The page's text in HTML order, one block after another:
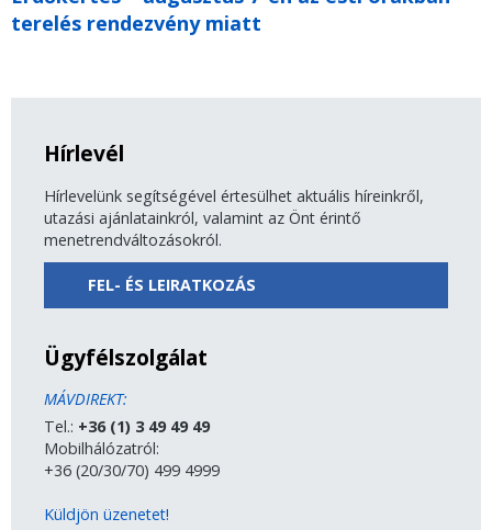
terelés rendezvény miatt
Hírlevél
Hírlevelünk segítségével értesülhet aktuális híreinkről,
utazási ajánlatainkról, valamint az Önt érintő
menetrendváltozásokról.
FEL- ÉS LEIRATKOZÁS
Ügyfélszolgálat
MÁVDIREKT:
Tel.: +36 (1) 3 49 49 49
Mobilhálózatról:
+36 (20/30/70) 499 4999
Küldjön üzenetet!